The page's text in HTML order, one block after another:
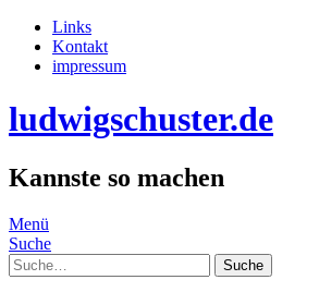
Links
Kontakt
impressum
ludwigschuster.de
Kannste so machen
Menü
Suche
Suche